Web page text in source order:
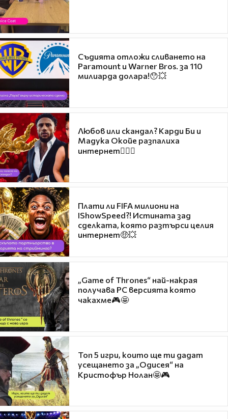
Съдията отложи сливането на
Paramount и Warner Bros. за 110
милиарда долара!😯💥
Любов или скандал? Карди Би и
Мадука Окойе разпалиха
интернет❤️‍🔥🔥
Плати ли FIFA милиони на
IShowSpeed?! Истината зад
сделката, която разтърси целия
интернет🤑💥
„Game of Thrones“ най-накрая
получава PC версията която
чакахме🎮🤩
Топ 5 игри, които ще ти дадат
усещането за „Одисея“ на
Кристофър Нолан🤩🎮